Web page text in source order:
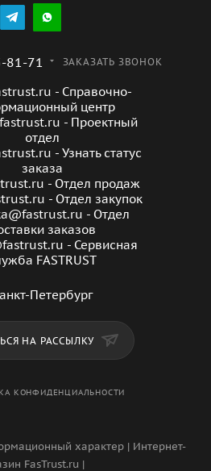
81-71 ЗАКАЗАТЬ ЗВОНОК
- Справочно-
центр
- Проектный
отдел
- Узнать статус
заказа
- Отдел продаж
- Отдел закупок
- Отдел
заказов
- Сервисная
FASTRUST
Петербург
НА РАССЫЛКУ
КОНФИДЕНЦИАЛЬНОСТИ
характер | Интернет-
FasTrust.ru |